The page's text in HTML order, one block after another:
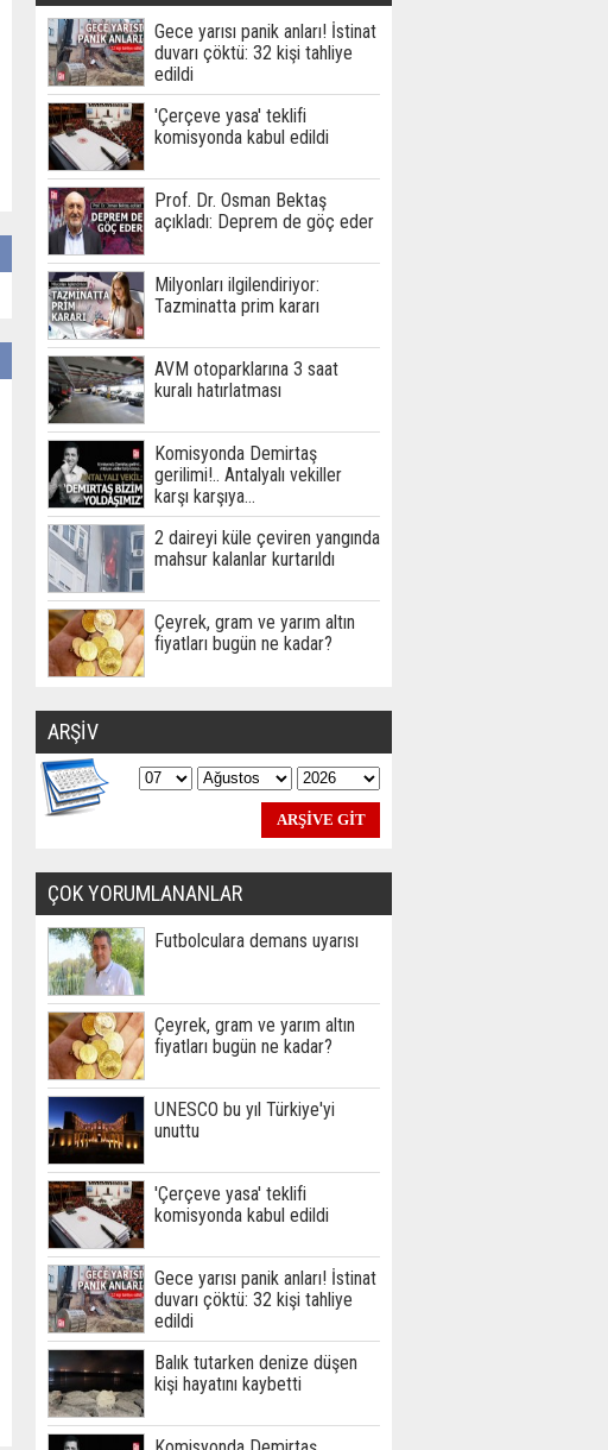
Gece yarısı panik anları! İstinat
duvarı çöktü: 32 kişi tahliye
edildi
'Çerçeve yasa' teklifi
komisyonda kabul edildi
Prof. Dr. Osman Bektaş
açıkladı: Deprem de göç eder
Milyonları ilgilendiriyor:
Tazminatta prim kararı
AVM otoparklarına 3 saat
kuralı hatırlatması
Komisyonda Demirtaş
gerilimi!.. Antalyalı vekiller
karşı karşıya…
2 daireyi küle çeviren yangında
mahsur kalanlar kurtarıldı
Çeyrek, gram ve yarım altın
fiyatları bugün ne kadar?
ARŞİV
ÇOK YORUMLANANLAR
Futbolculara demans uyarısı
Çeyrek, gram ve yarım altın
fiyatları bugün ne kadar?
UNESCO bu yıl Türkiye'yi
unuttu
'Çerçeve yasa' teklifi
komisyonda kabul edildi
Gece yarısı panik anları! İstinat
duvarı çöktü: 32 kişi tahliye
edildi
Balık tutarken denize düşen
kişi hayatını kaybetti